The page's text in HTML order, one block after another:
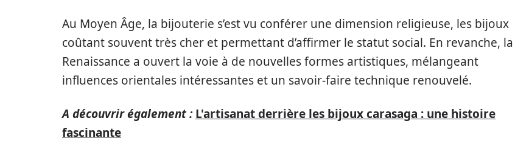
Au Moyen Âge, la bijouterie s’est vu conférer une dimension religieuse, les bijoux
coûtant souvent très cher et permettant d’affirmer le statut social. En revanche, la
Renaissance a ouvert la voie à de nouvelles formes artistiques, mélangeant
influences orientales intéressantes et un savoir-faire technique renouvelé.
A découvrir également : L'artisanat derrière les bijoux carasaga : une histoire
fascinante